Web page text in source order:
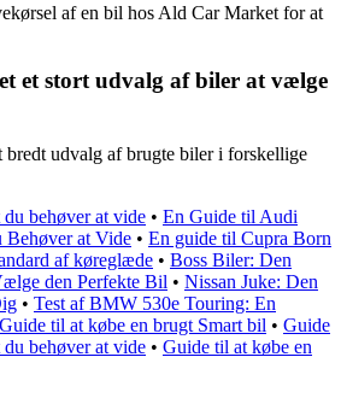
af en bil hos Ald Car Market for at
et stort udvalg af biler at vælge
bredt udvalg af brugte biler i forskellige
behøver at vide • En Guide til Audi
at Vide • En guide til Cupra Born
af køreglæde • Boss Biler: Den
den Perfekte Bil • Nissan Juke: Den
• Test af BMW 530e Touring: En
Guide til at købe en brugt Smart bil • Guide
behøver at vide • Guide til at købe en